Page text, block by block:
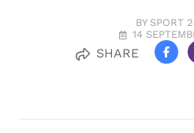
BY SPORT
14
SHARE